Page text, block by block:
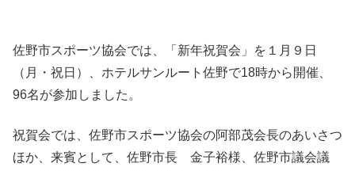
佐野市スポーツ協会では、「新年祝賀会」を１月９日
（月・祝日）、ホテルサンルート佐野で18時から開催、
96名が参加しました。
祝賀会では、佐野市スポーツ協会の阿部茂会長のあいさつ
ほか、来賓として、佐野市長 金子裕様、佐野市議会議